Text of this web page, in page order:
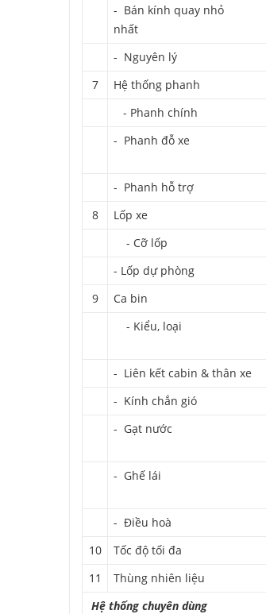
- Bán kính quay nhỏ
nhất
- Nguyên lý
7
Hệ thống phanh
- Phanh chính
- Phanh đỗ xe
- Phanh hỗ trợ
8
Lốp xe
- Cỡ lốp
- Lốp dự phòng
9
Ca bin
- Kiểu, loại
- Liên kết cabin & thân xe
- Kính chắn gió
- Gạt nước
- Ghế lái
- Điều hoà
10
Tốc độ tối đa
11
Thùng nhiên liệu
Hệ thống chuyên dùng